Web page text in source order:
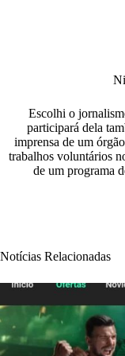
Escolhi o
participará dela
imprensa de um
trabalhos voluntários
de um programa
Notícias Relacionadas